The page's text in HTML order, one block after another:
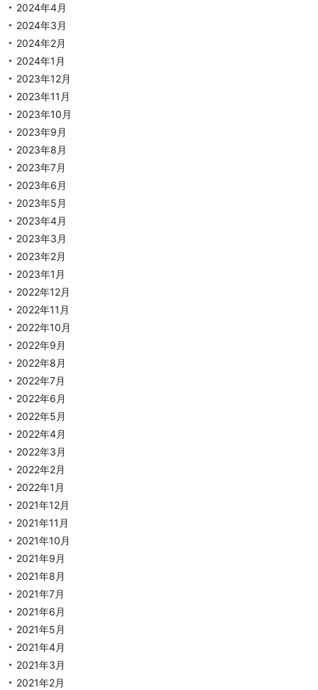
2024年4月
2024年3月
2024年2月
2024年1月
2023年12月
2023年11月
2023年10月
2023年9月
2023年8月
2023年7月
2023年6月
2023年5月
2023年4月
2023年3月
2023年2月
2023年1月
2022年12月
2022年11月
2022年10月
2022年9月
2022年8月
2022年7月
2022年6月
2022年5月
2022年4月
2022年3月
2022年2月
2022年1月
2021年12月
2021年11月
2021年10月
2021年9月
2021年8月
2021年7月
2021年6月
2021年5月
2021年4月
2021年3月
2021年2月